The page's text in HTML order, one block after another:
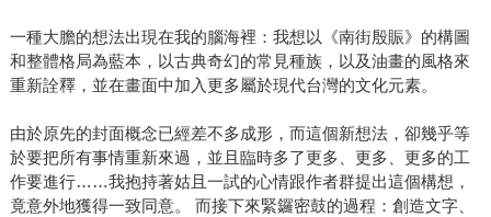
一種大膽的想法出現在我的腦海裡：我想以《南街殷賑》的構圖
和整體格局為藍本，以古典奇幻的常見種族，以及油畫的風格來
重新詮釋，並在畫面中加入更多屬於現代台灣的文化元素。
由於原先的封面概念已經差不多成形，而這個新想法，卻幾乎等
於要把所有事情重新來過，並且臨時多了更多、更多、更多的工
作要進行……我抱持著姑且一試的心情跟作者群提出這個構想，
竟意外地獲得一致同意。 而接下來緊鑼密鼓的過程：創造文字、